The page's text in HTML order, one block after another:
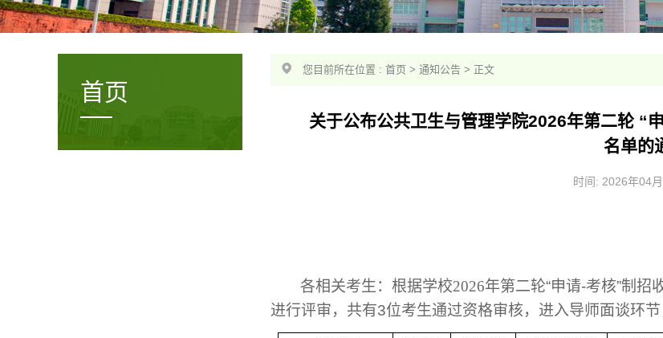
首页
您目前所在位置 : 首页 > 通知公告 > 正文
关于公布公共卫生与管理学院2026年第二轮 “
名单的
时间: 2026年04
各相关考生： 根据学校2026年第二轮“申请-考核”制招
进行评审，共有3位考生通过资格审核，进入导师面谈环节